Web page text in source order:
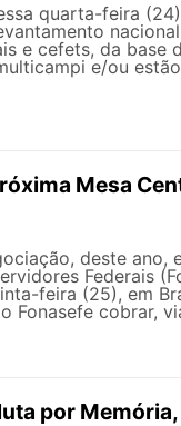
quarta-feira
e cefets, da base
e/ou
Mesa
deste ano,
Federais
feira (25), em
Fonasefe cobrar,
por